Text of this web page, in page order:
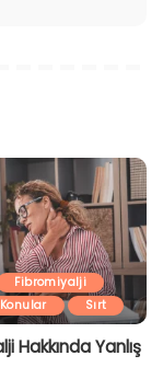
Fibromiyalji
Sırt
Hakkında Yanlış